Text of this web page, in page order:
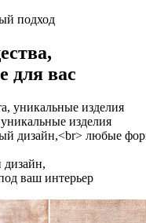
подход
для вас
изделия
ваш интерьер